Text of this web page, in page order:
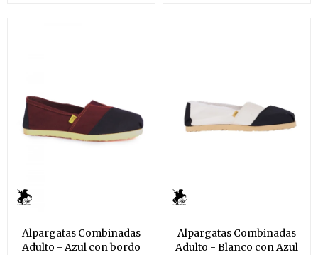
Alpargatas Combinadas
Adulto - Azul con bordo
Alpargatas Combinadas
Adulto - Blanco con Azul